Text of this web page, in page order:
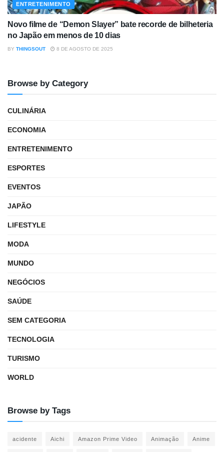
ENTRETENIMENTO
Novo filme de “Demon Slayer” bate recorde de bilheteria
no Japão em menos de 10 dias
BY THINGSOUT 8 DE AGOSTO DE 2025
Browse by Category
CULINÁRIA
ECONOMIA
ENTRETENIMENTO
ESPORTES
EVENTOS
JAPÃO
LIFESTYLE
MODA
MUNDO
NEGÓCIOS
SAÚDE
SEM CATEGORIA
TECNOLOGIA
TURISMO
WORLD
Browse by Tags
acidente Aichi Amazon Prime Video Animação Anime